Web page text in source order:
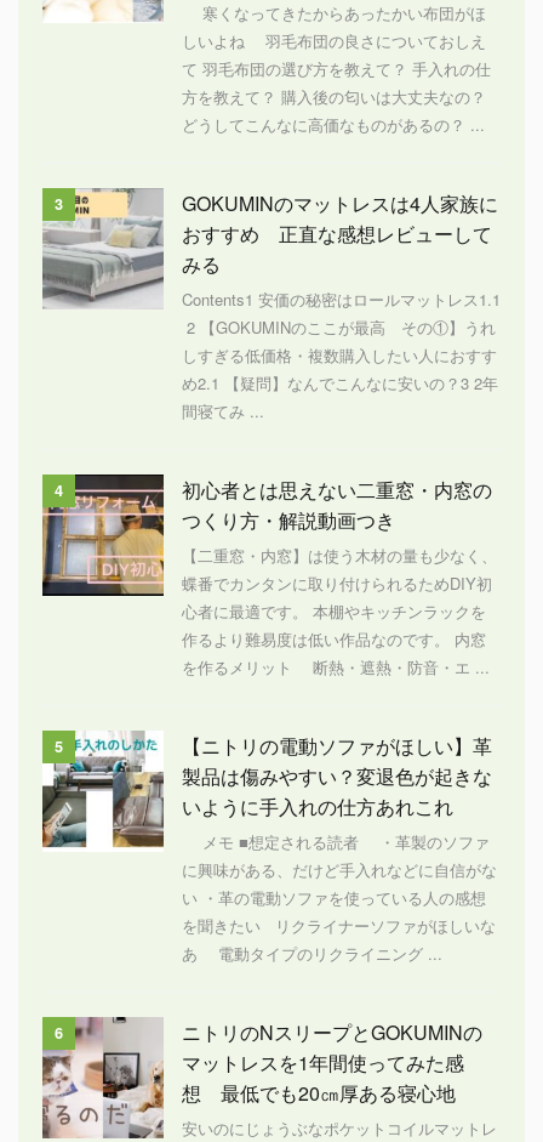
寒くなってきたからあったかい布団がほ
しいよね 羽毛布団の良さについておしえ
て 羽毛布団の選び方を教えて？ 手入れの仕
方を教えて？ 購入後の匂いは大丈夫なの？
どうしてこんなに高価なものがあるの？ ...
3
GOKUMINのマットレスは4人家族に
おすすめ 正直な感想レビューして
みる
Contents1 安価の秘密はロールマットレス1.1
2 【GOKUMINのここが最高 その①】うれ
しすぎる低価格・複数購入したい人におすす
め2.1 【疑問】なんでこんなに安いの？3 2年
間寝てみ ...
4
初心者とは思えない二重窓・内窓の
つくり方・解説動画つき
【二重窓・内窓】は使う木材の量も少なく、
蝶番でカンタンに取り付けられるためDIY初
心者に最適です。 本棚やキッチンラックを
作るより難易度は低い作品なのです。 内窓
を作るメリット 断熱・遮熱・防音・エ ...
5
【ニトリの電動ソファがほしい】革
製品は傷みやすい？変退色が起きな
いように手入れの仕方あれこれ
メモ ■想定される読者 ・革製のソファ
に興味がある、だけど手入れなどに自信がな
い ・革の電動ソファを使っている人の感想
を聞きたい リクライナーソファがほしいな
あ 電動タイプのリクライニング ...
6
ニトリのNスリープとGOKUMINの
マットレスを1年間使ってみた感
想 最低でも20㎝厚ある寝心地
安いのにじょうぶなポケットコイルマットレ